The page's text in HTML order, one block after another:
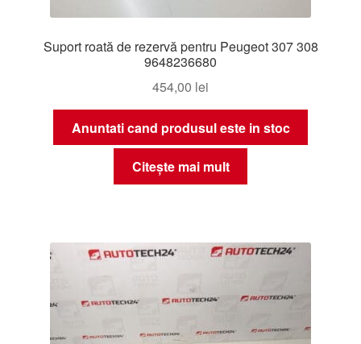
Termeni si conditii
Suport roată de rezervă pentru Peugeot 307 308
9648236680
454,00 lei
Anuntati cand produsul este in stoc
Citește mai mult